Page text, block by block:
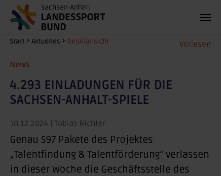
Zum Hauptinhalt springen Vorlesen
Sie sind hier:
Start Aktuelles Detailansicht
News
4.293 EINLADUNGEN FÜR DIE
SACHSEN-ANHALT-SPIELE
10.12.2024 | Tobias Richter
Genau 597 Pakete des Projektes
„Talentfindung & Talentförderung“ verlassen
in dieser Woche die Geschäftsstelle des